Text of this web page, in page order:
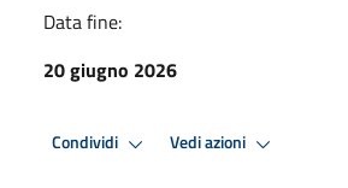
Data fine:
20 giugno 2026
Condividi Vedi azioni